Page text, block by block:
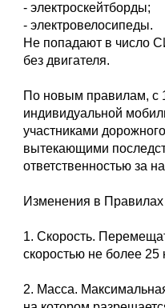
- электроскейтборды;
- электровелосипеды.
Не попадают в число
без двигателя.
По новым правилам, с
индивидуальной
участниками
вытекающими
ответственностью за
Изменения в
1. Скорость.
скоростью не более 25
2. Масса.